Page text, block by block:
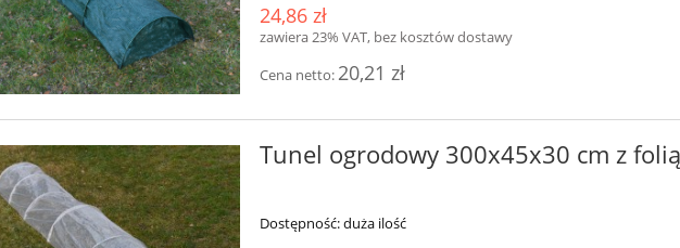
24,86 zł
zawiera 23% VAT, bez kosztów dostawy
Cena netto: 20,21 zł
Tunel ogrodowy 300x45x30 cm z folią
Dostępność:duża ilość